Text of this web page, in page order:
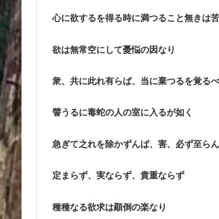
心に欲するを得る時に満つること無きは
欲は無常空にして憂悩の因なり
衆、共に此れ有らば、当に棄つるを覚る
譬うるに毒蛇の人の室に入るが如く
急ぎて之れを除かずんば、害、必ず至らん
定まらず、実ならず、貴重ならず
種種なる欲求は顚倒の楽なり